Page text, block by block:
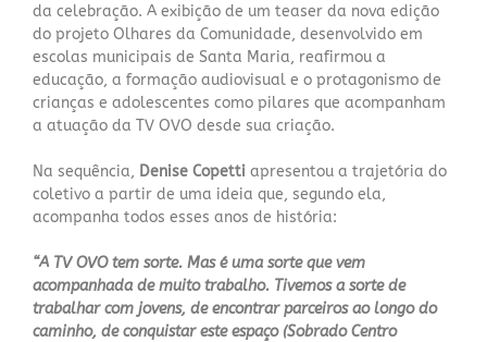
da celebração. A exibição de um teaser da nova edição
do projeto Olhares da Comunidade, desenvolvido em
escolas municipais de Santa Maria, reafirmou a
educação, a formação audiovisual e o protagonismo de
crianças e adolescentes como pilares que acompanham
a atuação da TV OVO desde sua criação.
Na sequência, Denise Copetti apresentou a trajetória do
coletivo a partir de uma ideia que, segundo ela,
acompanha todos esses anos de história:
“A TV OVO tem sorte. Mas é uma sorte que vem
acompanhada de muito trabalho. Tivemos a sorte de
trabalhar com jovens, de encontrar parceiros ao longo do
caminho, de conquistar este espaço (Sobrado Centro